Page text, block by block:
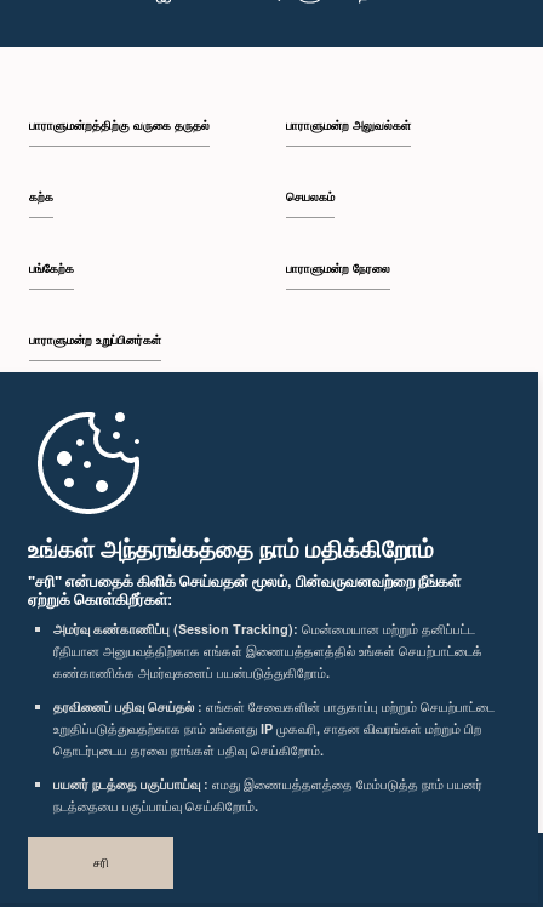
உங்கள் அந்தரங்கத்தை நாம் மதிக்கிறோம்
"சரி" என்பதைக் கிளிக் செய்வதன் மூலம், பின்வருவனவற்றை நீங்கள்
ஏற்றுக் கொள்கிறீர்கள்:
அமர்வு கண்காணிப்பு (Session Tracking): மென்மையான மற்றும் தனிப்பட்ட
ரீதியான அனுபவத்திற்காக எங்கள் இணையத்தளத்தில் உங்கள் செயற்பாட்டைக்
கண்காணிக்க அமர்வுகளைப் பயன்படுத்துகிறோம்.
தரவினைப் பதிவு செய்தல் : எங்கள் சேவைகளின் பாதுகாப்பு மற்றும் செயற்பாட்டை
உறுதிப்படுத்துவதற்காக நாம் உங்களது IP முகவரி, சாதன விவரங்கள் மற்றும் பிற
தொடர்புடைய தரவை நாங்கள் பதிவு செய்கிறோம்.
பயனர் நடத்தை பகுப்பாய்வு : எமது இணையத்தளத்தை மேம்படுத்த நாம் பயனர்
நடத்தையை பகுப்பாய்வு செய்கிறோம்.
சரி
பாராளுமன்றத்திற்கு வருகை தருதல்
கற்க
பங்கேற்க
பாராளுமன்ற உறுப்பினர்கள்
முதற்பக்கம்
பாராளுமன்ற அலுவல்கள்
செயலகம்
பாராளுமன்ற நேரலை
பாராளுமன்ற கையடக்க செயலி
எம்மை பின்தொடர்க :
விருதுகள்
தனியுரிமைக் கொள்கை